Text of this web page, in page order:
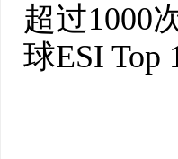
超过1000
球ESI Top